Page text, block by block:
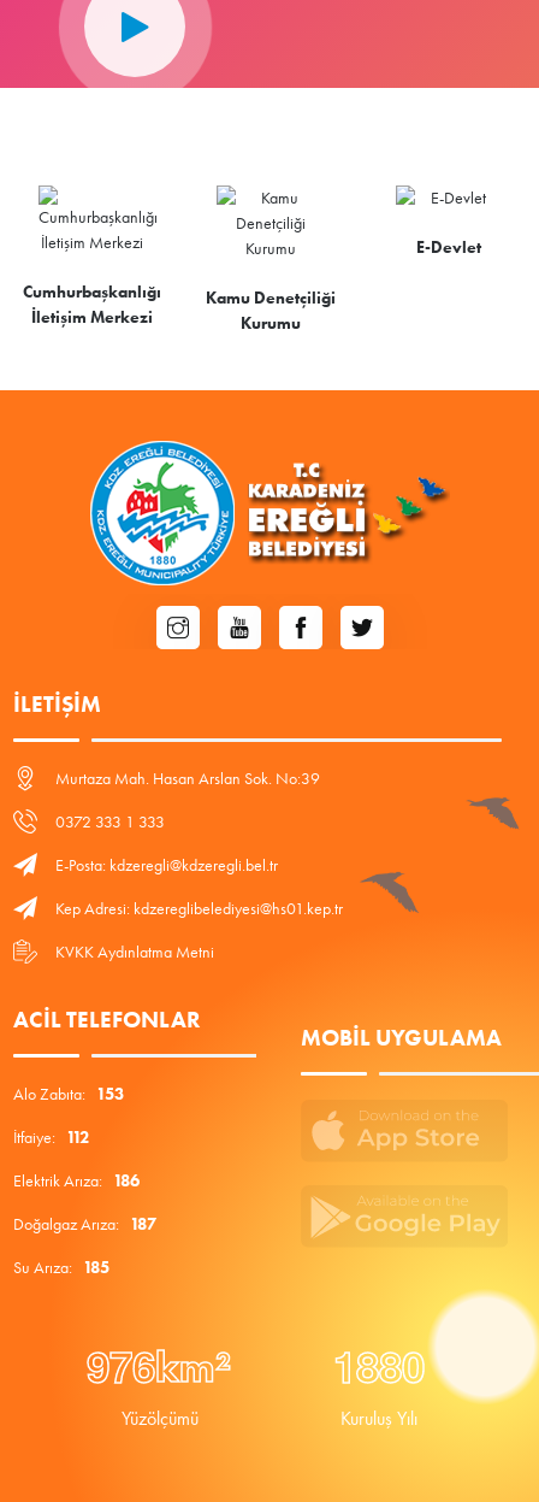
Cumhurbaşkanlığı
İletişim Merkezi
Kamu Denetçiliği
Kurumu
E-Devlet
İLETIŞIM
Murtaza Mah. Hasan Arslan Sok. No:39
0372 333 1 333
E-Posta: kdzeregli@kdzeregli.bel.tr
Kep Adresi: kdzereglibelediyesi@hs01.kep.tr
KVKK Aydınlatma Metni
ACIL TELEFONLAR
Alo Zabıta: 153
İtfaiye: 112
Elektrik Arıza: 186
Doğalgaz Arıza: 187
Su Arıza: 185
MOBIL UYGULAMA
976km²
Yüzölçümü
1880
Kuruluş Yılı